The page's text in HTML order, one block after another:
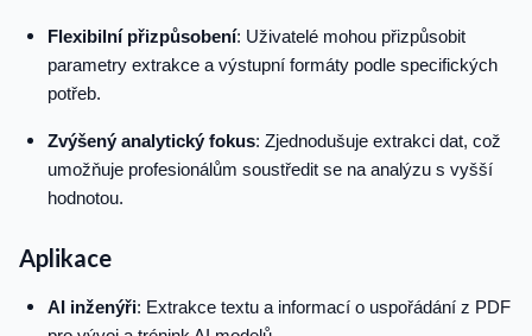
Flexibilní přizpůsobení: Uživatelé mohou přizpůsobit
parametry extrakce a výstupní formáty podle specifických
potřeb.
Zvýšený analytický fokus: Zjednodušuje extrakci dat, což
umožňuje profesionálům soustředit se na analýzu s vyšší
hodnotou.
Aplikace
AI inženýři: Extrakce textu a informací o uspořádání z PDF